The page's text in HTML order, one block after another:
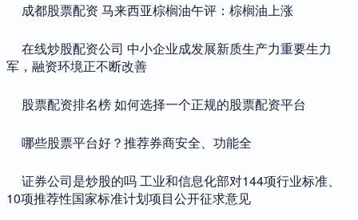
​成都股票配资 马来西亚棕榈油午评：棕榈油上涨
​在线炒股配资公司 中小企业成发展新质生产力重要生力
军，融资环境正不断改善
​股票配资排名榜 如何选择一个正规的股票配资平台
​哪些股票平台好？推荐券商安全、功能全
​证券公司是炒股的吗 工业和信息化部对144项行业标准、
10项推荐性国家标准计划项目公开征求意见